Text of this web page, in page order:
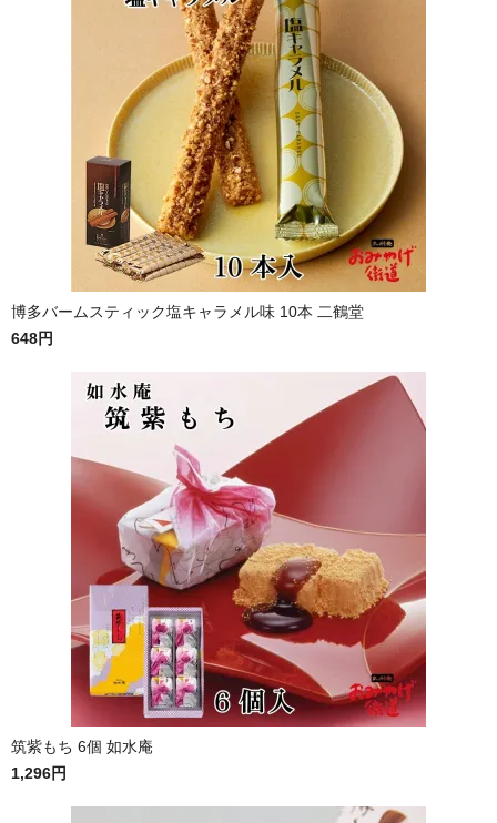
博多バームスティック塩キャラメル味 10本 二鶴堂
648円
筑紫もち 6個 如水庵
1,296円